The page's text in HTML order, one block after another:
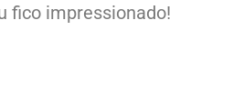
fico impressionado!